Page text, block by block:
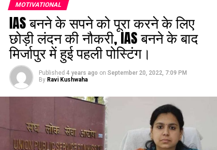
MOTIVATIONAL
IAS बनने के सपने को पूरा करने के लिए
छोड़ी लंदन की नौकरी, IAS बनने के बाद
मिर्जापुर में हुई पहली पोस्टिंग।
Published 4 years ago on September 20, 2022, 7:09 PM
By Ravi Kushwaha